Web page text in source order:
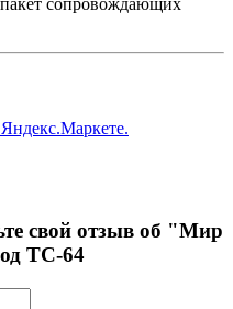
свой отзыв об "Мир
ТС-64